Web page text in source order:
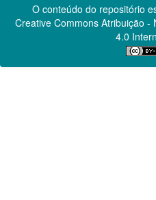
O conteúdo do repositório
Creative CommonsAtribuição -
4.0